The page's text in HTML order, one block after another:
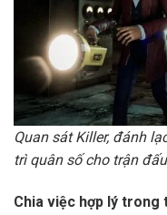
Quan sát Killer, đánh
trì quân số cho trận đấu
Chia việc hợp lý trong